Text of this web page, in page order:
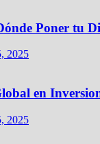
Poner tu
2025
en
2025